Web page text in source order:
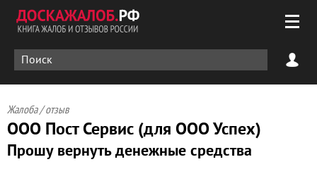
Жалоба / отзыв
ООО Пост Сервис (для ООО Успех)
Прошу вернуть денежные средства